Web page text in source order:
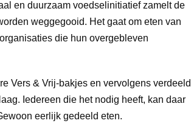
en duurzaam voedselinitiatief zamelt de
weggegooid. Het gaat om eten van
die hun overgebleven
Vers & Vrij-bakjes en vervolgens verdeeld
Iedereen die het nodig heeft, kan daar
eerlijk gedeeld eten.